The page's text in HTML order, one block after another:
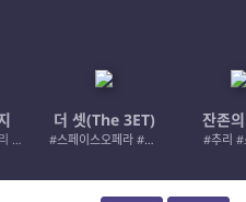
#로맨스릴러 #추리 #여성서사 #사적제재
더 셋(The 3ET)
#스페이스오페라 #우주활극
잔존
#추리 #